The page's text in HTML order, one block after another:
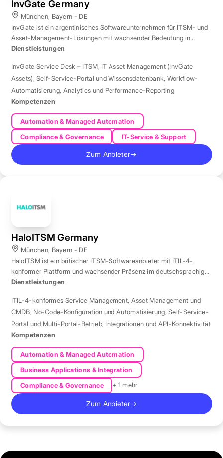
InvGate Germany
München, Bayern - DE
InvGate ist ein argentinisches Softwareunternehmen für ITSM- und
Asset-Management-Lösungen mit wachsender Bedeutung in
Europa.
Dienstleistungen
InvGate Service Desk – ITSM, IT Asset Management (InvGate
Assets),Self-Service-Portal und Wissensdatenbank, Workflow-
Automatisierung, Analytics und Performance-Reporting
Kompetenzen
Automation & Managed Automation
Compliance & Governance
IT-Service & Support
Zum Anbieter→
HaloITSM Germany
München, Bayern - DE
HaloITSM ist ein britischer ITSM-Softwareanbieter mit ITIL-4-
konformer Plattform und wachsender Präsenz im deutschsprachigen
Markt.
Dienstleistungen
ITIL-4-konformes Service Management, Asset Management und
CMDB, No-Code-Konfiguration und Automatisierung,Self-Service-
Portal und Multi-Portal-Betrieb, Integrationen und API-Konnektivität
Kompetenzen
Automation & Managed Automation
Business Applications & Integration
Compliance & Governance
+ 1 mehr
Zum Anbieter→